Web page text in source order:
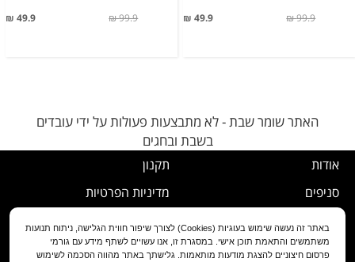
49.9 ₪ 99.9 ₪
49.9 ₪ 99.9 ₪
האתר שומר שבת - לא מתבצעות פעולות על ידי עובדים
בשבת ובחגים
אודות
סניפים
שירות לקוחות
תקנון
מדיניות הפרטיות
נוהל ביטול עסקה
מדיניות החלפה/החזרה/ביטול
באתר זה נעשה שימוש בעוגיות (Cookies) לצורך שיפור חווית הגלישה, ניתוח תנועות
משתמשים והתאמת תוכן אישי. במסגרת זו, אנו עשויים לשתף מידע עם גורמי
פרסום חיצוניים להצגת מודעות מותאמות. גלישתך באתר מהווה הסכמה לשימוש